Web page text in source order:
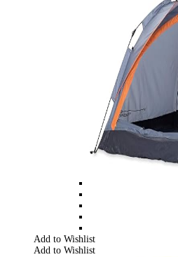
Add to Wishlist
Add to Wishlist